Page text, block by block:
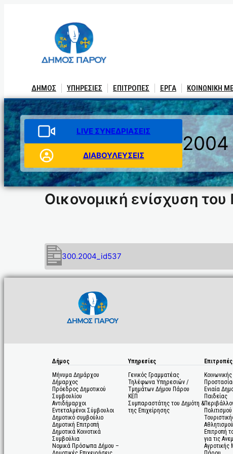
ΔΗΜΟΣ ΥΠΗΡΕΣΙΕΣ ΕΠΙΤΡΟΠΕΣ ΕΡΓΑ ΚΟΙΝΩΝΙΚΗ
LIVE ΣΥΝΕΔΡΙΑΣΕΙΣ
ΔΙΑΒΟΥΛΕΥΣΕΙΣ
2004
Οικονομική ενίσχυση του
300.2004_id537
Δήμος
Μήνυμα Δημάρχου
Δήμαρχος
Πρόεδρος Δημοτικού
Συμβουλίου
Αντιδήμαρχοι
Εντεταλμένοι Σύμβουλοι
Δημοτικό συμβούλιο
Δημοτική Επιτροπή
Δημοτικά Κοινοτικά
Συμβούλια
Νομικά Πρόσωπα Δήμου –
Υπηρεσίες
Γενικός Γραμματέας
Τηλέφωνα Υπηρεσιών /
Τμημάτων Δήμου Πάρου
ΚΕΠ
Συμπαραστάτης του Δημότη &
της Επιχείρησης
Επιτροπές
Ενιαία
Παιδείας
Πολιτισμού
Αθλητισμού
Επιτροπή
για τις
Αγροτικής